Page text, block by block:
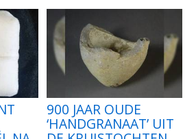
900 JAAR OUDE
‘HANDGRANAAT’ UIT